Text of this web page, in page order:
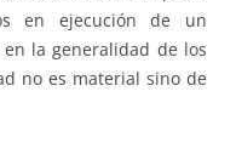
en ejecución de un
la generalidad de los
no es material sino de